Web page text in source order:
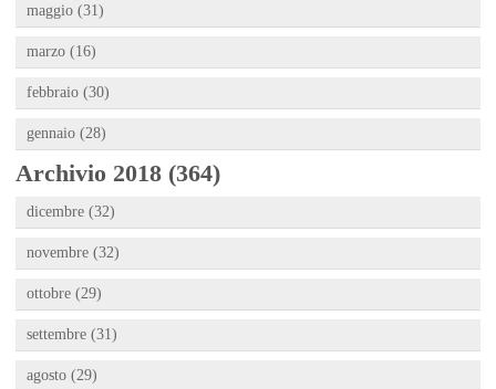
maggio (31)
marzo (16)
febbraio (30)
gennaio (28)
Archivio 2018 (364)
dicembre (32)
novembre (32)
ottobre (29)
settembre (31)
agosto (29)